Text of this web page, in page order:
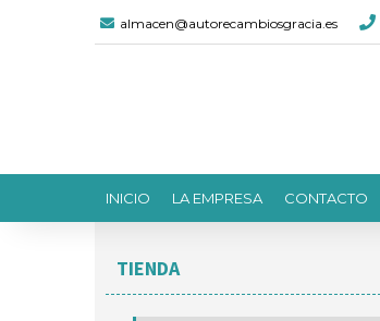
almacen@autorecambiosgracia.es
INICIO LA EMPRESA CONTACTO
TIENDA